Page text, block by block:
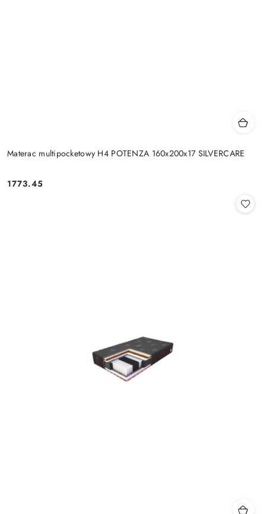
Materac multipocketowy H4 POTENZA 160x200x17 SILVERCARE
Cena:
1773.45